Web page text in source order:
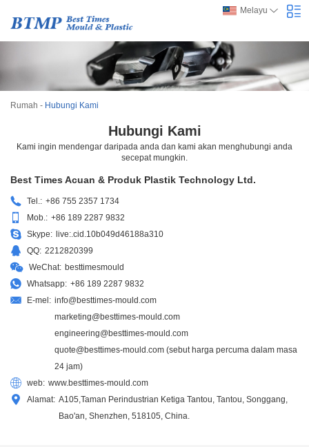
Melayu
Rumah - Hubungi Kami
Hubungi Kami
Kami ingin mendengar daripada anda dan kami akan menghubungi anda
secepat mungkin.
Best Times Acuan & Produk Plastik Technology Ltd.
Tel.: +86 755 2357 1734
Mob.: +86 189 2287 9832
Skype: live:.cid.10b049d46188a310
QQ: 2212820399
WeChat: besttimesmould
Whatsapp: +86 189 2287 9832
E-mel: info@besttimes-mould.com
marketing@besttimes-mould.com
engineering@besttimes-mould.com
quote@besttimes-mould.com (sebut harga percuma dalam masa
24 jam)
web: www.besttimes-mould.com
Alamat: A105,Taman Perindustrian Ketiga Tantou, Tantou, Songgang,
Bao'an, Shenzhen, 518105, China.